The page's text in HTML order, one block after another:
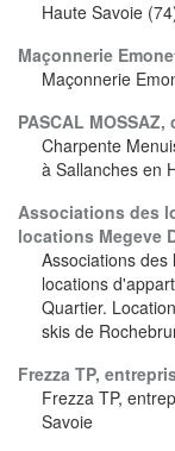
Haute Savoie
Maçonnerie
Maçonnerie
PASCAL
Charpente
à Sallanches en
Associations des
locations Megeve
Associations
locations
Quartier.
skis de
Frezza TP,
Frezza TP,
Savoie